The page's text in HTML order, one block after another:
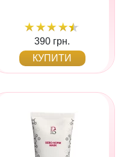
390 грн.
КУПИТИ